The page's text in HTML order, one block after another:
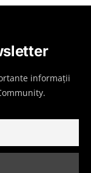
informații